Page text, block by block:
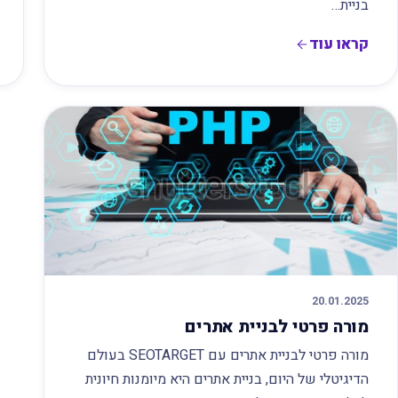
בניית…
קראו עוד
20.01.2025
מורה פרטי לבניית אתרים
מורה פרטי לבניית אתרים עם SEOTARGET בעולם
הדיגיטלי של היום, בניית אתרים היא מיומנות חיונית